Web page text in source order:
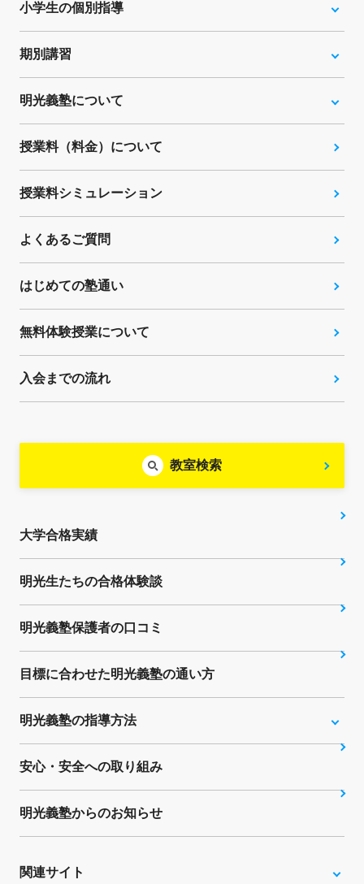
小学生の個別指導
期別講習
明光義塾について
授業料（料金）について
授業料シミュレーション
よくあるご質問
はじめての塾通い
無料体験授業について
入会までの流れ
教室検索
大学合格実績
明光生たちの合格体験談
明光義塾保護者の口コミ
目標に合わせた明光義塾の通い方
明光義塾の指導方法
安心・安全への取り組み
明光義塾からのお知らせ
関連サイト